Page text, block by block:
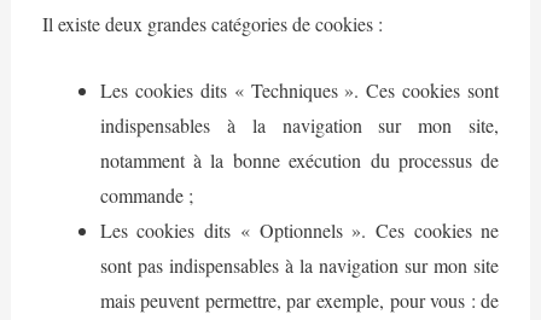
Il existe deux grandes catégories de cookies :
Les cookies dits « Techniques ». Ces cookies sont
indispensables à la navigation sur mon site,
notamment à la bonne exécution du processus de
commande ;
Les cookies dits « Optionnels ». Ces cookies ne
sont pas indispensables à la navigation sur mon site
mais peuvent permettre, par exemple, pour vous : de